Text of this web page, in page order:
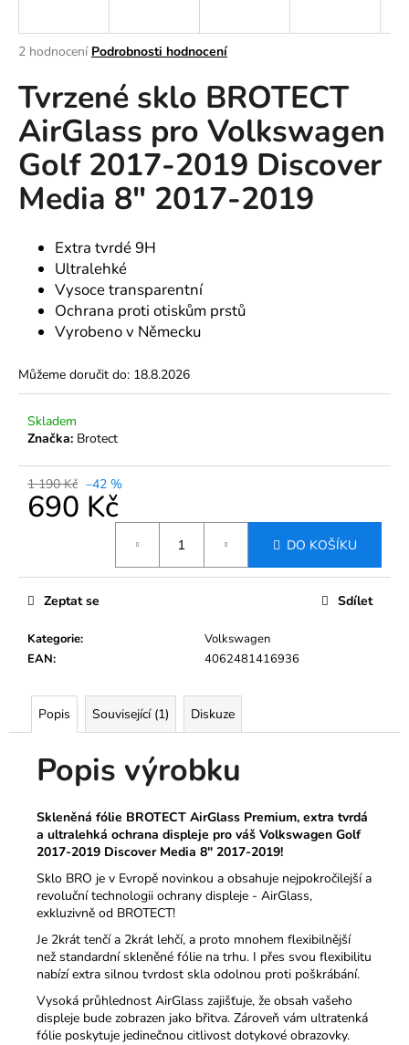
Průměrné
produktu
je
5,0
z
5
hvězdiček.
2 hodnocení Podrobnosti hodnocení
Tvrzené sklo BROTECT
AirGlass pro Volkswagen
Golf 2017-2019 Discover
Media 8" 2017-2019
Extra tvrdé 9H
Ultralehké
Vysoce transparentní
Ochrana proti otiskům prstů
Vyrobeno v Německu
Můžeme doručit do: 18.8.2026
Skladem
Značka: Brotect
1 190 Kč –42 %
690 Kč
DO KOŠÍKU
Kategorie:
Volkswagen
EAN: 4062481416936
Zeptat se Sdílet
Popis Související (1) Diskuze
Popis výrobku
Skleněná fólie BROTECT AirGlass Premium, extra tvrdá
a ultralehká ochrana displeje pro váš Volkswagen Golf
2017-2019 Discover Media 8" 2017-2019!
Sklo BRO je v Evropě novinkou a obsahuje nejpokročilejší a
revoluční technologii ochrany displeje - AirGlass,
exkluzivně od BROTECT!
Je 2krát tenčí a 2krát lehčí, a proto mnohem flexibilnější
než standardní skleněné fólie na trhu. I přes svou flexibilitu
nabízí extra silnou tvrdost skla odolnou proti poškrábání.
Vysoká průhlednost AirGlass zajišťuje, že obsah vašeho
displeje bude zobrazen jako břitva. Zároveň vám ultratenká
fólie poskytuje jedinečnou citlivost dotykové obrazovky.
j
t
?
HLEDAT
r
u
u
e
m
SKLO
PRO
INFOTAINMENT
ŠKODA
BOLERO
2023
Původně: